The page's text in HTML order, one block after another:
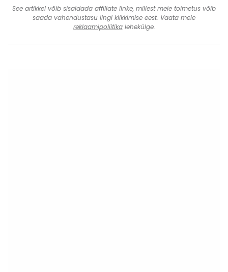
See artikkel võib sisaldada affiliate linke, millest meie toimetus võib
saada vahendustasu lingi klikkimise eest. Vaata meie
reklaamipoliitikalehekülge.